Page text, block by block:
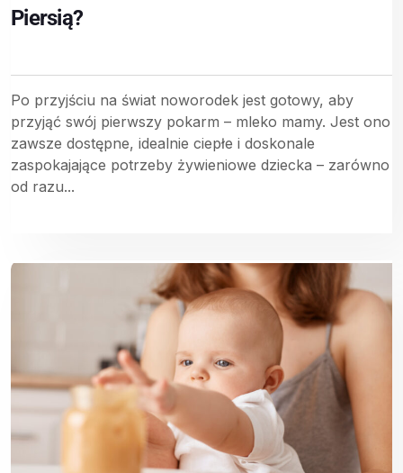
Piersią?
Po przyjściu na świat noworodek jest gotowy, aby
przyjąć swój pierwszy pokarm – mleko mamy. Jest ono
zawsze dostępne, idealnie ciepłe i doskonale
zaspokajające potrzeby żywieniowe dziecka – zarówno
od razu...